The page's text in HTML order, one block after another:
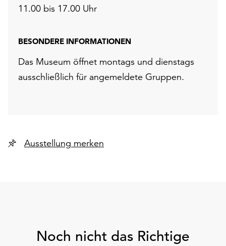
11.00 bis 17.00 Uhr
BESONDERE INFORMATIONEN
Das Museum öffnet montags und dienstags
ausschließlich für angemeldete Gruppen.
Ausstellung merken
Noch nicht das Richtige